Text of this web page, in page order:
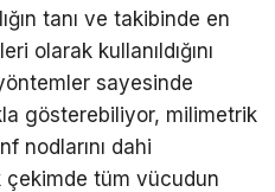
tanı ve takibinde en
olarak kullanıldığını
sayesinde
gösterebiliyor, milimetrik
nodlarını dahi
tüm vücudun